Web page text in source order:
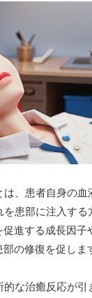
は、患者自身の
を患部に注入す
進する成長因子
の修復を促しま
な治癒反応が引